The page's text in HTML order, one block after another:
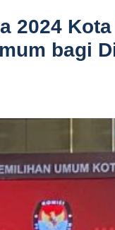
2024
bagi